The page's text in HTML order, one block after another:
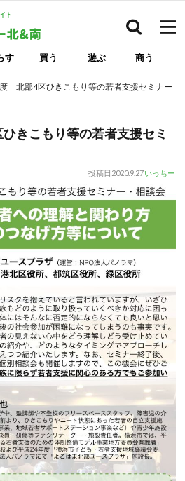
ト
す 買う 遊ぶ 商う
度 北部4区ひきこもり等の若者支援セミナー・
きこもり等の若者支援セミ
投稿日 2020.9.27いっちー